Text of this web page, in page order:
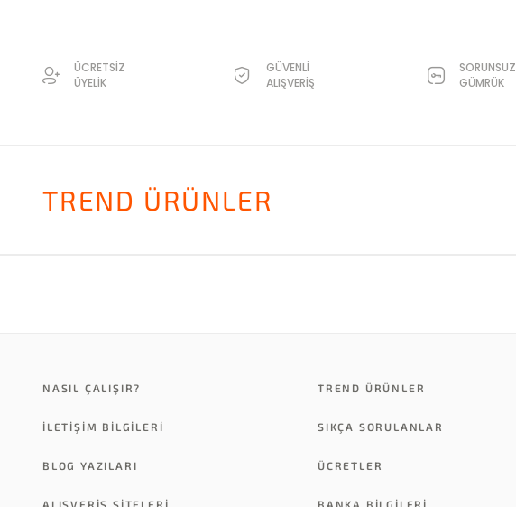
ÜCRETSİZ
ÜYELİK
GÜVENLİ
ALIŞVERİŞ
SORUNSUZ
GÜMRÜK
TREND ÜRÜNLER
NASIL ÇALIŞIR? TREND ÜRÜNLER
İLETİŞİM BİLGİLERİ SIKÇA SORULANLAR
BLOG YAZILARI ÜCRETLER
ALIŞVERİŞ SİTELERİ BANKA BILGILERI